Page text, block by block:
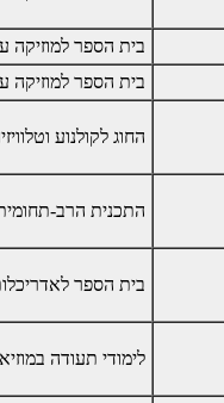
בית הספר למוזיקה
בית הספר למוזיקה
החוג לקולנוע
התכנית הרב-
בית הספר
לימודי תעודה